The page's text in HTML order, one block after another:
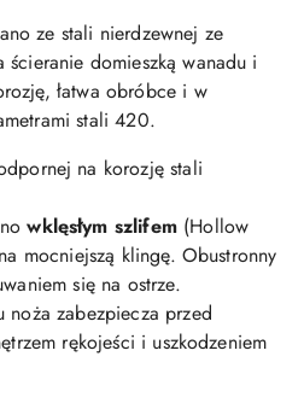
ze stali nierdzewnej ze
domieszką wanadu i
łatwa obróbce i w
stali 420.
na korozję stali
wklęsłym szlifem (Hollow
mocniejszą klingę. Obustronny
się na ostrze.
noża zabezpiecza przed
rękojeści i uszkodzeniem